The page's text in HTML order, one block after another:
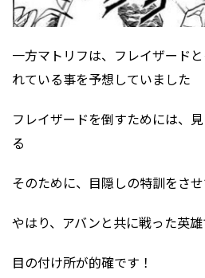
一方マトリフは、フレイザード
れている事を予想していました
フレイザードを倒すためには、
る
そのために、目隠しの特訓をさ
やはり、アバンと共に戦った英
目の付け所が的確です！